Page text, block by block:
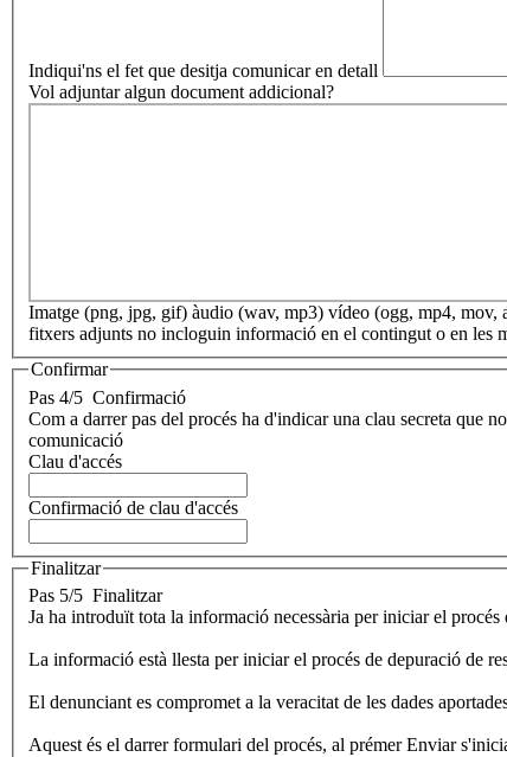
Indiqui'ns el fet que desitja comunicar en detall
Vol adjuntar algun document addicional?
Imatge (png, jpg, gif) àudio (wav, mp3) vídeo (ogg, mp4,
fitxers adjunts no incloguin informació en el contingut o en les
Confirmar
Pas 4/5 Confirmació
Com a darrer pas del procés ha d'indicar una clau secreta que
comunicació
Clau d'accés
Confirmació de clau d'accés
Finalitzar
Pas 5/5 Finalitzar
Ja ha introduït tota la informació necessària per iniciar el procés
La informació està llesta per iniciar el procés de depuració de
El denunciant es compromet a la veracitat de les dades
Aquest és el darrer formulari del procés, al prémer Enviar